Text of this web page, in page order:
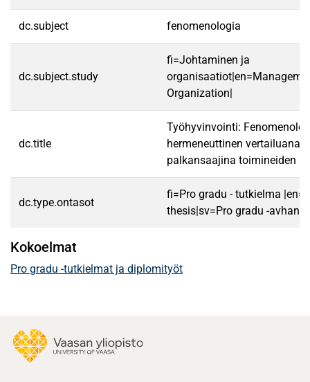
dc.subject fenomenologia
dc.subject.study
fi=Johtaminen ja
Organization|
dc.title
Työhyvinvointi:
hermeneuttinen
palkansaajina toimineiden
dc.type.ontasot
fi=Pro gradu - tutkielma
thesis|sv=Pro gradu -
Kokoelmat
Pro gradu -tutkielmat ja diplomityöt